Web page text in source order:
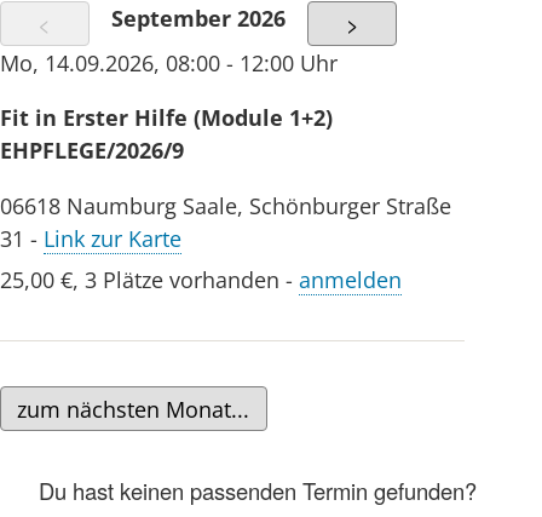
< September 2026 >
Mo, 14.09.2026, 08:00 - 12:00 Uhr
Fit in Erster Hilfe (Module 1+2)
EHPFLEGE/2026/9
06618 Naumburg Saale, Schönburger Straße
31 - Link zur Karte
25,00 €, 3 Plätze vorhanden - anmelden
zum nächsten Monat...
Du hast keinen passenden Termin gefunden?